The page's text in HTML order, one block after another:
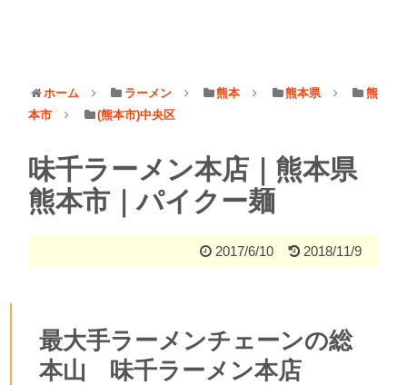
ホーム ラーメン 熊本 熊本県
熊
本市
(熊本市)中央区
味千ラーメン本店｜熊本県
熊本市｜パイクー麺
2017/6/10 2018/11/9
最大手ラーメンチェーンの総
本山 味千ラーメン本店